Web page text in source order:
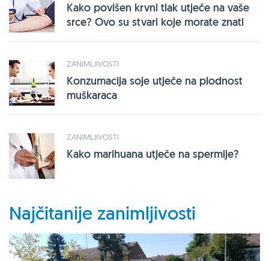
Kako povišen krvni tlak utječe na vaše
srce? Ovo su stvari koje morate znati
ZANIMLJIVOSTI
Konzumacija soje utječe na plodnost
muškaraca
ZANIMLJIVOSTI
Kako marihuana utječe na spermije?
Najčitanije zanimljivosti